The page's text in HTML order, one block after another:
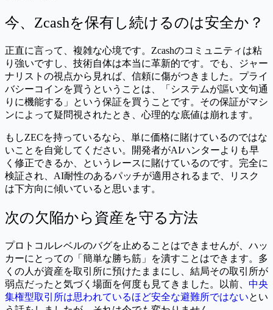
今、Zcashを保有し続けるのは安全か？
正直に言って、複雑な心境です。Zcashのコミュニティは粘
り強いですし、技術自体は本当に革新的です。でも、ジャー
ナリストの視点から見れば、信頼に傷がつきました。プライ
バシーコインを買うということは、「システムが謳い文句通
りに機能する」という保証を買うことです。その保証がマシ
ンによって疑問視されたとき、心理的な底値は崩れます。
もしZECを持っているなら、単に価格に賭けているのではな
いことを自覚してください。開発者がAIハンターよりも早
く修正できるか、というレースに賭けているのです。完全に
検証され、AI耐性のあるパッチが適用されるまで、リスク
は下方向に傾いていると思います。
次の欠陥から資産を守る方法
プロトコルレベルのバグを止めることはできませんが、ハッ
カーにとっての「簡単な勝ち筋」を潰すことはできます。多
くの人が資産を取引所に預けたままにし、結局その取引所が
弱点だったと気づく場面を何度も見てきました。以前、 中央
集権型取引所は思われているほど安全な避難所ではないとい